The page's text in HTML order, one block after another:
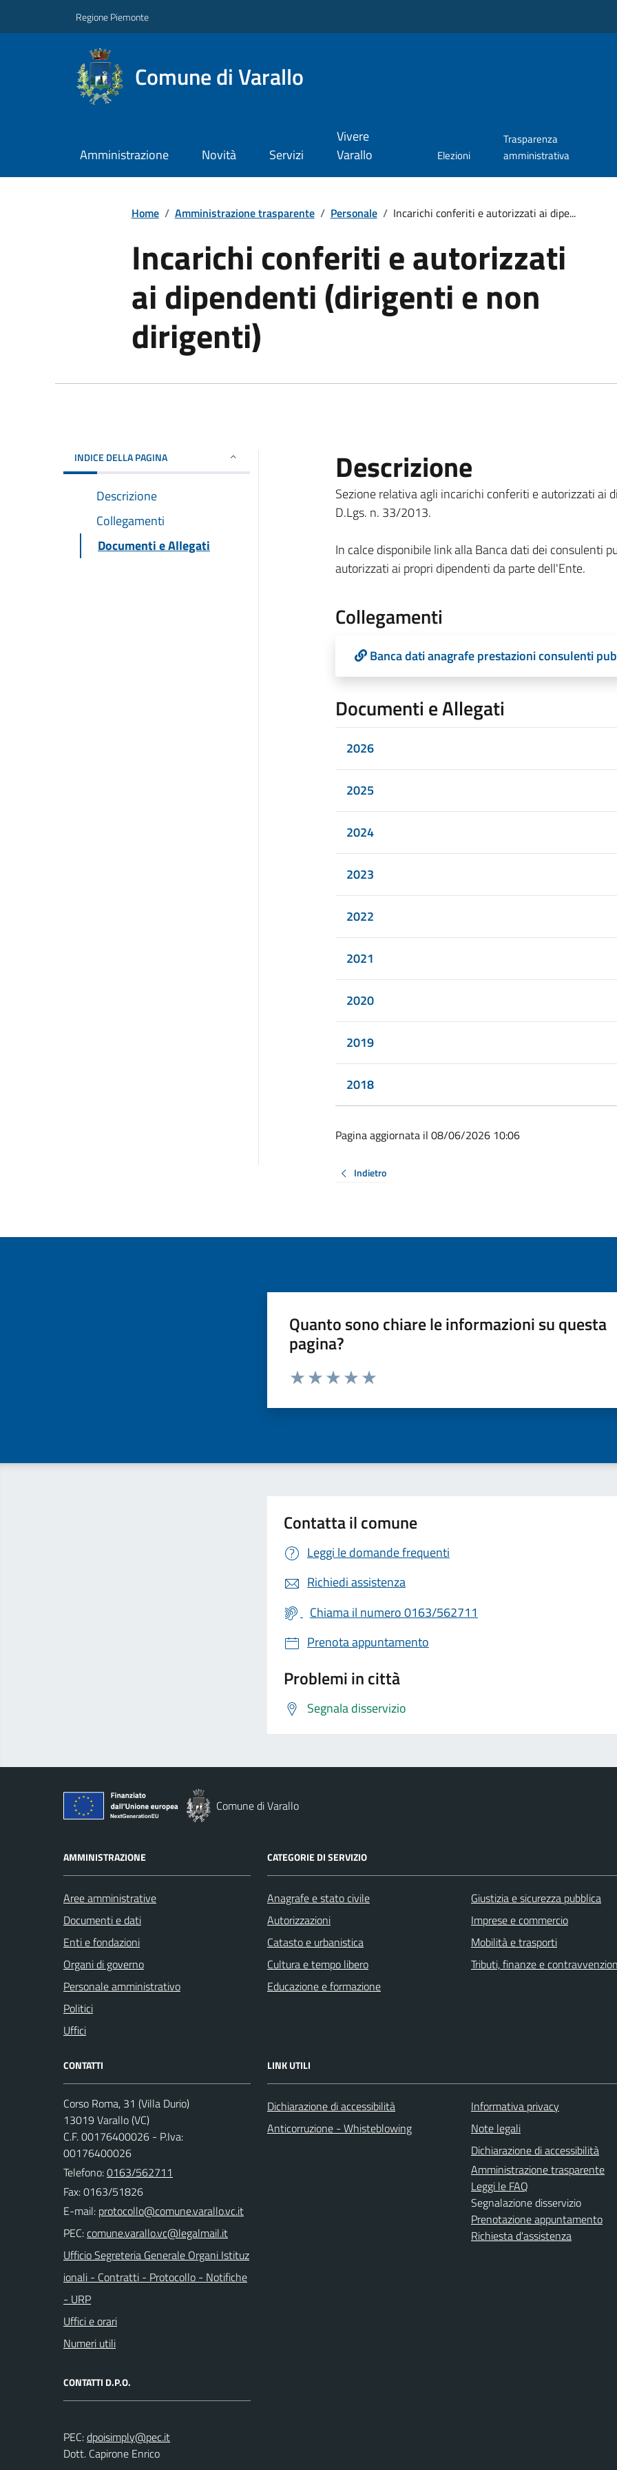
Regione Piemonte
Comune di Varallo
Amministrazione Novità Servizi
Vivere
Varallo
Elezioni
Trasparenza
amministrativa
Home / Amministrazione trasparente / Personale / Incarichi conferiti e autorizzati ai dipe...
Incarichi conferiti e autorizzati
ai dipendenti (dirigenti e non
dirigenti)
INDICE DELLA PAGINA
Descrizione
Collegamenti
Documenti e Allegati
Descrizione
Sezione relativa agli incarichi conferiti e autorizzati ai
D.Lgs. n. 33/2013.
In calce disponibile link alla Banca dati dei consulenti
autorizzati ai propri dipendenti da parte dell'Ente.
Collegamenti
Banca dati anagrafe prestazioni consulenti
Documenti e Allegati
2026
2025
2024
2023
2022
2021
2020
2019
2018
Pagina aggiornata il 08/06/2026 10:06
Indietro
Quanto sono chiare le informazioni su questa
pagina?
Valuta da 1 a 5 stelle la pagina
Contatta il comune
Leggi le domande frequenti
Richiedi assistenza
Chiama il numero 0163/562711
Prenota appuntamento
Problemi in città
Segnala disservizio
Comune di Varallo
AMMINISTRAZIONE
Aree amministrative
Documenti e dati
Enti e fondazioni
Organi di governo
Personale amministrativo
Politici
Uffici
CATEGORIE DI SERVIZIO
Anagrafe e stato civile
Autorizzazioni
Catasto e urbanistica
Cultura e tempo libero
Educazione e formazione
Giustizia e sicurezza pubblica
Imprese e commercio
Mobilità e trasporti
Tributi, finanze e
CONTATTI
Corso Roma, 31 (Villa Durio)
13019 Varallo (VC)
C.F. 00176400026 - P.Iva:
00176400026
Telefono:0163/562711
Fax: 0163/51826
E-mail:
PEC:
Ufficio Segreteria Generale Organi Istituz
ionali - Contratti - Protocollo - Notifiche
- URP
Uffici e orari
Numeri utili
CONTATTI D.P.O.
PEC:
Dott. Capirone Enrico
LINK UTILI
Dichiarazione di accessibilità
Anticorruzione - Whisteblowing
Informativa privacy
Note legali
Dichiarazione di accessibilità
Amministrazione trasparente
Leggi le FAQ
Segnalazione disservizio
Prenotazione appuntamento
Richiesta d'assistenza